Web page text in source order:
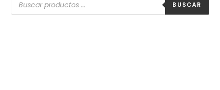
BUSCAR